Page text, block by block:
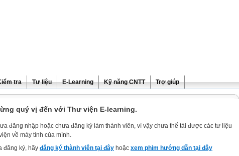
tra Tư liệu E-Learning Kỹ năng CNTT Trợ giúp
quý vị đến với Thư viện E-learning.
đăng nhập hoặc chưa đăng ký làm thành viên, vì vậy chưa thể tải được các tư liệu
về máy tính của mình.
đăng ký, hãy đăng ký thành viên tại đây hoặc xem phim hướng dẫn tại đây